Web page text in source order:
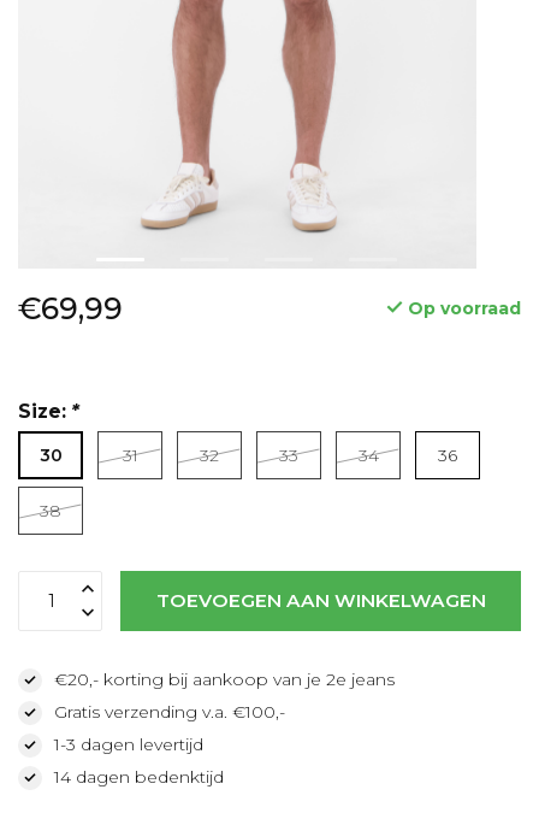
€69,99 Op voorraad
Lees meer
Size: *
30 31 32 33 34 36
38
TOEVOEGEN AAN WINKELWAGEN
€20,- korting bij aankoop van je 2e jeans
Gratis verzending v.a. €100,-
1-3 dagen levertijd
14 dagen bedenktijd